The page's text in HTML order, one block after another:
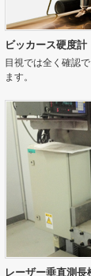
ビッカース硬度計
目視では全く確認
ます。
レーザー垂直測長